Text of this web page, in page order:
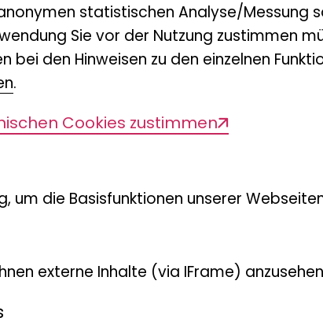
lib.de
statistischen Analyse/Messung
Sie vor der Nutzung zustimmen
bei den Hinweisen zu den einzelnen
.
Cookies zustimmen
um die Basisfunktionen unserer
externe Inhalte (via IFrame)